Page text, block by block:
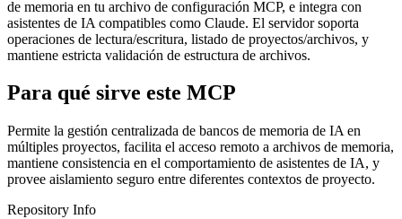
de memoria en tu archivo de configuración MCP, e integra con
asistentes de IA compatibles como Claude. El servidor soporta
operaciones de lectura/escritura, listado de proyectos/archivos, y
mantiene estricta validación de estructura de archivos.
Para qué sirve este MCP
Permite la gestión centralizada de bancos de memoria de IA en
múltiples proyectos, facilita el acceso remoto a archivos de memoria,
mantiene consistencia en el comportamiento de asistentes de IA, y
provee aislamiento seguro entre diferentes contextos de proyecto.
Repository Info